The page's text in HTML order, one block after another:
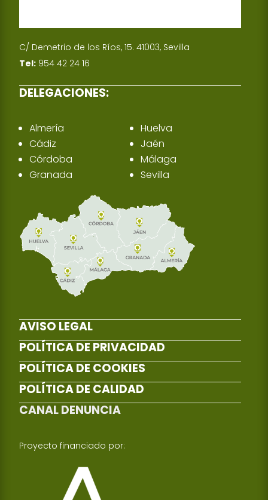
C/ Demetrio de los Ríos, 15. 41003, Sevilla
Tel: 954 42 24 16
DELEGACIONES:
Almería
Cádiz
Córdoba
Granada
Huelva
Jaén
Málaga
Sevilla
AVISO LEGAL
POLÍTICA DE PRIVACIDAD
POLÍTICA DE COOKIES
POLÍTICA DE CALIDAD
CANAL DENUNCIA
Proyecto financiado por: